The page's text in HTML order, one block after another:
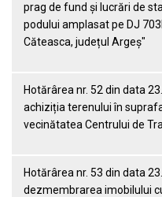
prag de fund și lucrări de
podului amplasat pe DJ
Căteasca, județul Argeș"
Hotărârea nr. 52 din data
achiziția terenului în
vecinătatea Centrului de
Hotărârea nr. 53 din data
dezmembrarea imobilului